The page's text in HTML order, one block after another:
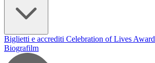
Biglietti e accrediti Celebration of Lives Award
Biografilm